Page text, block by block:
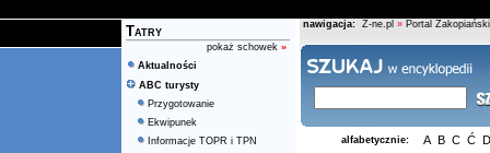
Tatry
pokaż schowek »
Aktualności
ABC turysty
Przygotowanie
Ekwipunek
Informacje TOPR i TPN
nawigacja: Z-ne.pl » Portal Zakopiański
alfabetycznie: A B C Ć D